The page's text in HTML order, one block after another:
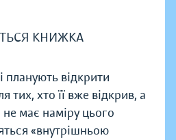
КНИЖКА
планують відкрити
тих, хто її вже відкрив, а
не має наміру цього
«внутрішньою